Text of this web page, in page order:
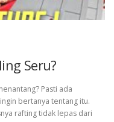
Seru?
Pasti ada
bertanya tentang itu.
rafting tidak lepas dari